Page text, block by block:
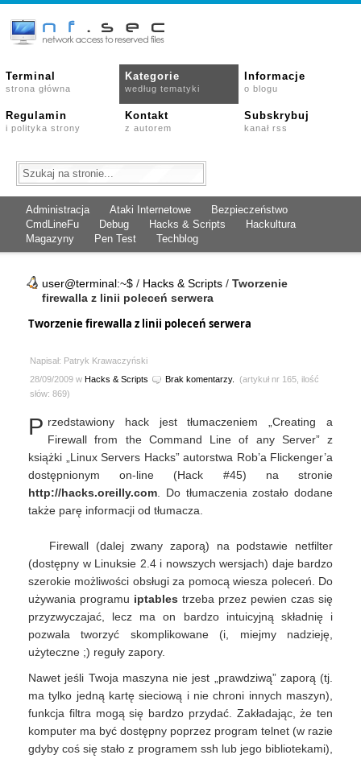
Terminal
strona główna
Kategorie
według tematyki
Informacje
o blogu
Regulamin
i polityka strony
Kontakt
z autorem
Subskrybuj
kanał rss
Administracja Ataki Internetowe
Bezpieczeństwo
CmdLineFu
Debug Hacks & Scripts
Hackultura
Magazyny
Pen Test Techblog
user@terminal:~$ / Hacks & Scripts / Tworzenie
firewalla z linii poleceń serwera
Tworzenie firewalla z linii poleceń serwera
Napisał: Patryk Krawaczyński
28/09/2009 w Hacks & Scripts Brak komentarzy.
(artykuł nr 165, ilość
słów: 869)
P rzedstawiony hack jest tłumaczeniem „Creating a
Firewall from the Command Line of any Server” z
książki „Linux Servers Hacks” autorstwa Rob’a Flickenger’a
dostępnionym on-line (Hack #45) na stronie
http://hacks.oreilly.com . Do tłumaczenia zostało dodane
także parę informacji od tłumacza.
Firewall (dalej zwany zaporą) na podstawie netfilter
(dostępny w Linuksie 2.4 i nowszych wersjach) daje bardzo
szerokie możliwości obsługi za pomocą wiesza poleceń. Do
używania programu iptables trzeba przez pewien czas się
przyzwyczajać, lecz ma on bardzo intuicyjną składnię i
pozwala tworzyć skomplikowane (i, miejmy nadzieję,
użyteczne ;) reguły zapory.
Nawet jeśli Twoja maszyna nie jest „prawdziwą” zaporą (tj.
ma tylko jedną kartę sieciową i nie chroni innych maszyn),
funkcja filtra mogą się bardzo przydać. Zakładając, że ten
komputer ma być dostępny poprzez program telnet (w razie
gdyby coś się stało z programem ssh lub jego bibliotekami),